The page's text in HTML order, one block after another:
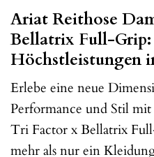
Ariat Reithose
Bellatrix Full-Grip:
Höchstleistungen
Erlebe eine neue
Performance und Stil
Tri Factor x Bellatrix
mehr als nur ein